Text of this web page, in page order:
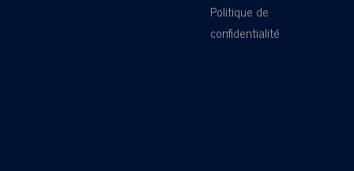
Politique de
confidentialité